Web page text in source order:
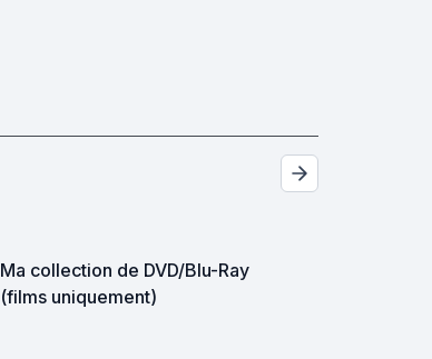
Ma collection de DVD/Blu-Ray
(films uniquement)